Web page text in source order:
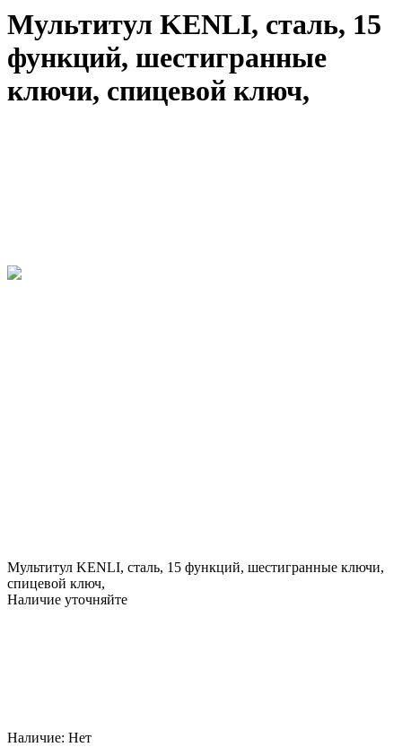
Мультитул KENLI, сталь, 15
функций, шестигранные
ключи, спицевой ключ,
Мультитул KENLI, сталь, 15 функций, шестигранные ключи,
спицевой ключ,
Наличие уточняйте
Наличие: Нет